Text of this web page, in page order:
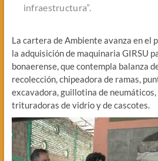
infraestructura”.
La cartera de Ambiente avanza en el
la adquisición de maquinaria GIRSU
bonaerense, que contempla balanza
recolección, chipeadora de ramas,
excavadora, guillotina de
trituradoras de vidrio y de cascotes.